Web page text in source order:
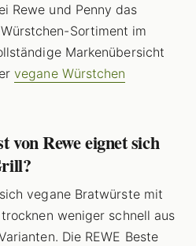
Rewe und Penny das
Sortiment im
Markenübersicht
vegane Würstchen
von Rewe eignet sich
vegane Bratwürste mit
weniger schnell aus
Die REWE Beste